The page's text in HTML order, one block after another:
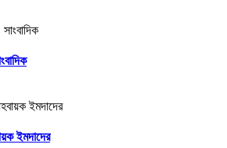
ইমদাদের